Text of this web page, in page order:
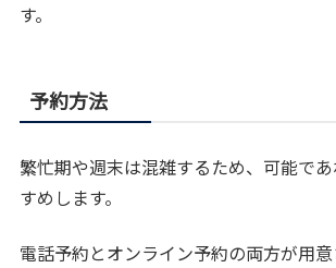
す。
予約方法
繁忙期や週末は混雑するため、可能で
すめします。
電話予約とオンライン予約の両方が用